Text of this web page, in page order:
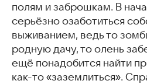
полям и заброшкам. В
серьёзно озаботиться
выживанием, ведь то
родную дачу, то олень
ещё понадобится найти
как-то «заземлиться».